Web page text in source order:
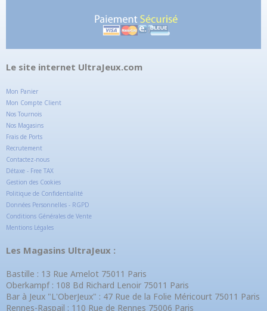
Le site internet UltraJeux.com
Mon Panier
Mon Compte Client
Nos Tournois
Nos Magasins
Frais de Ports
Recrutement
Contactez-nous
Détaxe - Free TAX
Gestion des Cookies
Politique de Confidentialité
Données Personnelles - RGPD
Conditions Générales de Vente
Mentions Légales
Les Magasins UltraJeux :
Bastille : 13 Rue Amelot 75011 Paris
Oberkampf : 108 Bd Richard Lenoir 75011 Paris
Bar à Jeux "L'OberJeux" : 47 Rue de la Folie Méricourt 75011 Paris
Rennes-Raspail : 110 Rue de Rennes 75006 Paris